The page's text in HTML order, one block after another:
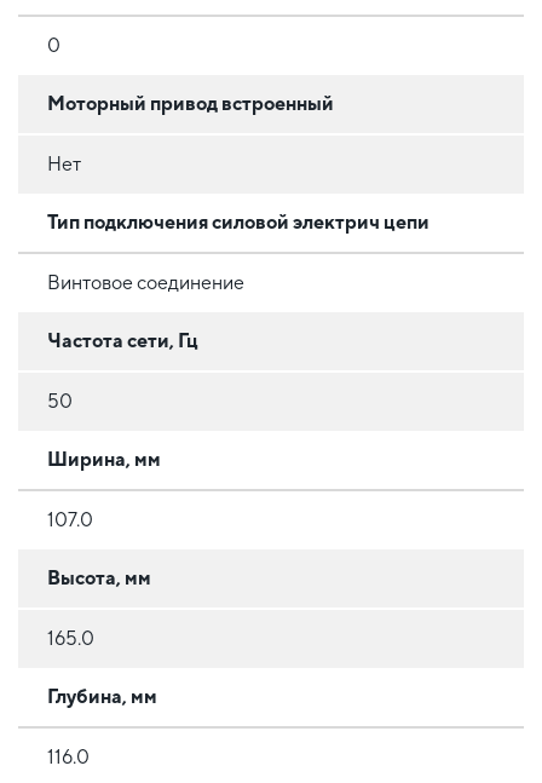
0
Моторный привод встроенный
Нет
Тип подключения силовой электрич цепи
Винтовое соединение
Частота сети, Гц
50
Ширина, мм
107.0
Высота, мм
165.0
Глубина, мм
116.0